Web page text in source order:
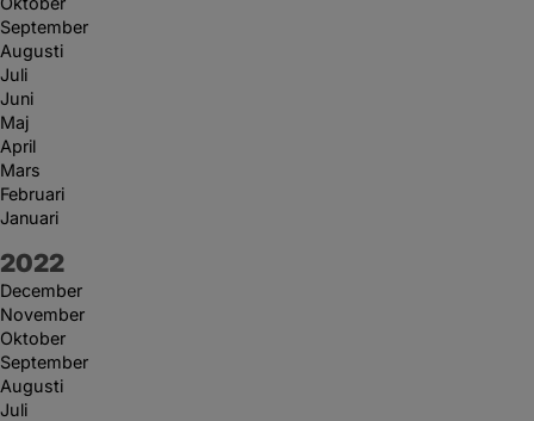
September
Augusti
Juli
Juni
Maj
April
Mars
Februari
Januari
År:
2022
December
November
Oktober
September
Augusti
Juli